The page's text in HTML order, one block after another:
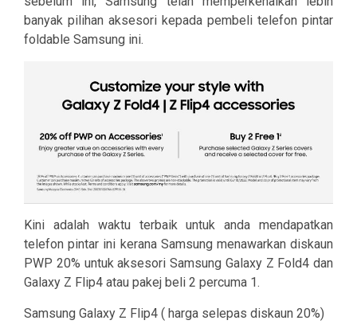
banyak pilihan aksesori kepada pembeli telefon pintar
foldable Samsung ini.
Kini adalah waktu terbaik untuk anda mendapatkan
telefon pintar ini kerana Samsung menawarkan diskaun
PWP 20% untuk aksesori Samsung Galaxy Z Fold4 dan
Galaxy Z Flip4 atau pakej beli 2 percuma 1.
Samsung Galaxy Z Flip4 ( harga selepas diskaun 20%)